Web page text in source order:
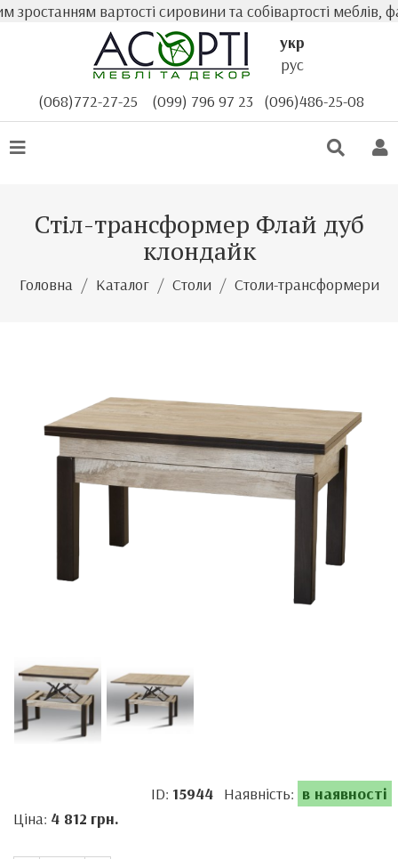
вартості сировини та собівартості меблів,
укр
рус
(068)772-27-25
(099) 796 97 23 (096)486-25-08
Стіл-трансформер Флай дуб
клондайк
Головна Каталог Столи Столи-трансформери
ID: 15944Наявність: в наявності
Ціна: 4 812 грн.